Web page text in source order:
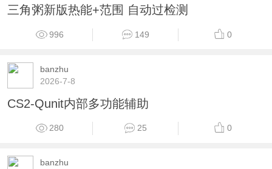
三角粥新版热能+范围 自动过检测
996 149 0
banzhu
2026-7-8
CS2-Qunit内部多功能辅助
280 25 0
banzhu